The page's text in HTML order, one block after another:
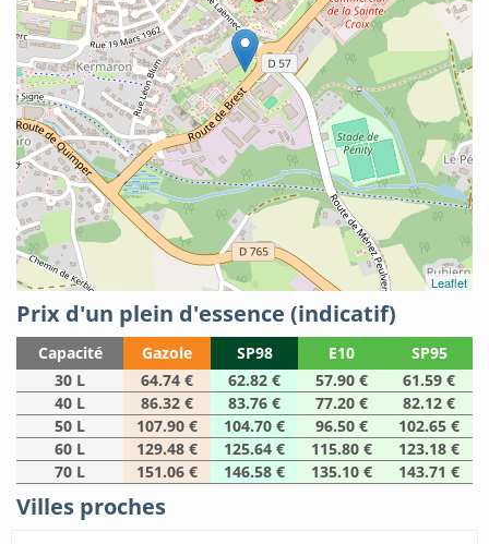
Leaflet
Prix d'un plein d'essence (indicatif)
Capacité Gazole SP98 E10
SP95
30 L
64.74 € 62.82 € 57.90 €
61.59 €
40 L
86.32 € 83.76 € 77.20 €
82.12 €
50 L
107.90 € 104.70 € 96.50 €
102.65 €
60 L
129.48 € 125.64 € 115.80 €
123.18 €
70 L
151.06 € 146.58 € 135.10 € 143.71 €
Villes proches